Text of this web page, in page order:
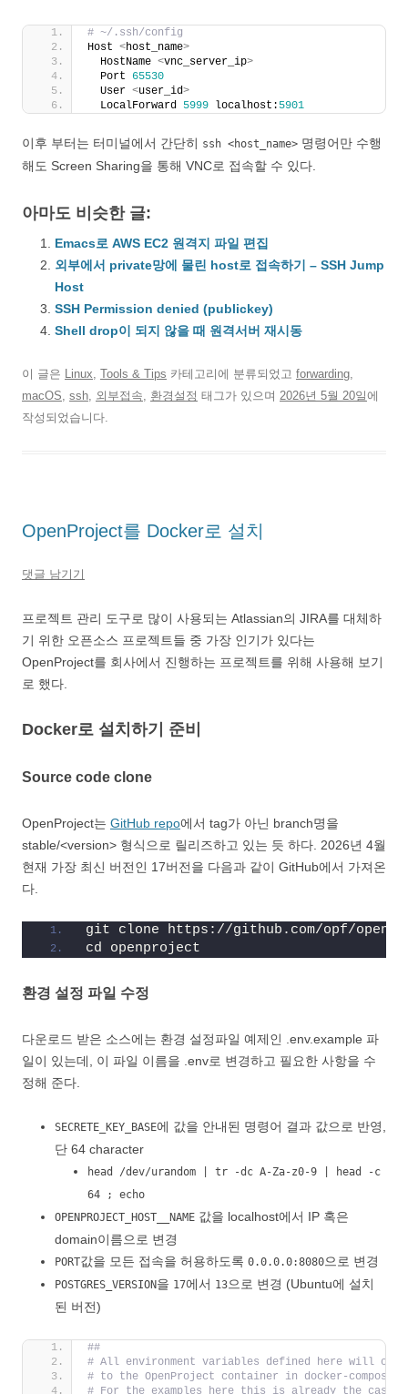
# ~/.ssh/config
Host <host_name>
  HostName
<vnc_server_ip>
  Port
65530
  User
<user_id>
  LocalForward
5999 localhost: 5901
이후 부터는 터미널에서 간단히 ssh <host_name> 명령어만 수행
해도 Screen Sharing을 통해 VNC로 접속할 수 있다.
아마도 비슷한 글:
Emacs로 AWS EC2 원격지 파일 편집
외부에서 private망에 물린 host로 접속하기 – SSH Jump
Host
SSH Permission denied (publickey)
Shell drop이 되지 않을 때 원격서버 재시동
이 글은 Linux, Tools & Tips 카테고리에 분류되었고 forwarding,
macOS, ssh, 외부접속, 환경설정 태그가 있으며 2026년 5월 20일에
작성되었습니다.
OpenProject를 Docker로 설치
댓글 남기기
프로젝트 관리 도구로 많이 사용되는 Atlassian의 JIRA를 대체하
기 위한 오픈소스 프로젝트들 중 가장 인기가 있다는
OpenProject를 회사에서 진행하는 프로젝트를 위해 사용해 보기
로 했다.
Docker로 설치하기 준비
Source code clone
OpenProject는 GitHub repo에서 tag가 아닌 branch명을
stable/<version> 형식으로 릴리즈하고 있는 듯 하다. 2026년 4월
현재 가장 최신 버전인 17버전을 다음과 같이 GitHub에서 가져온
다.
git clone https://github.com/opf/
cd openproject
환경 설정 파일 수정
다운로드 받은 소스에는 환경 설정파일 예제인 .env.example 파
일이 있는데, 이 파일 이름을 .env로 변경하고 필요한 사항을 수
정해 준다.
SECRETE_KEY_BASE에 값을 안내된 명령어 결과 값으로 반영,
단 64 character
head /dev/urandom | tr -dc A-Za-z0-9 | head -c
64 ; echo
OPENPROJECT_HOST__NAME 값을 localhost에서 IP 혹은
domain이름으로 변경
PORT값을 모든 접속을 허용하도록 0.0.0.0:8080으로 변경
POSTGRES_VERSION을 17에서 13으로 변경 (Ubuntu에 설치
된 버전)
##
# All environment variables defined here will
# to the OpenProject container in docker-
# For the examples here this is already the case.